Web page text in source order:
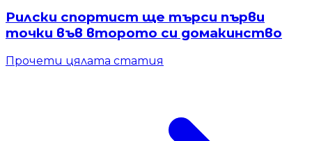
Рилски спортист ще търси първи
точки във второто си домакинство
Прочети цялата статия